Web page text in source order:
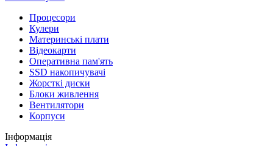
Процесори
Кулери
Материнські плати
Відеокарти
Оперативна пам'ять
SSD накопичувачі
Жорсткі диски
Блоки живлення
Вентилятори
Корпуси
Інформація